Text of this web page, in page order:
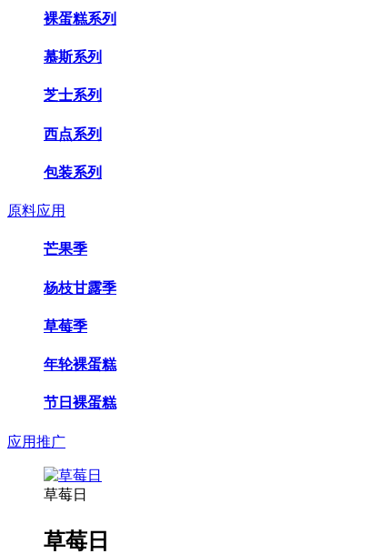
裸蛋糕系列
慕斯系列
芝士系列
西点系列
包装系列
原料应用
芒果季
杨枝甘露季
草莓季
年轮裸蛋糕
节日裸蛋糕
应用推广
草莓日
草莓日